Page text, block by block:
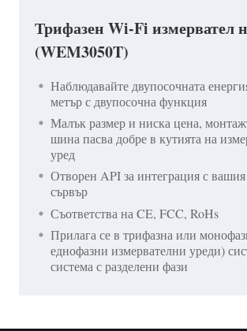
Трифазен Wi-Fi измервател
(WEM3050T)
Наблюдавайте двупосочната
метър с двупосочна функция
Малък размер и ниска цена,
шина пасва добре в кутията на
уред
Отворен API за интеграция с вашия
сървър
Съответства на CE, FCC, RoHs
Прилага се в трифазна или
еднофазни измервателни уреди)
система с разделени фази